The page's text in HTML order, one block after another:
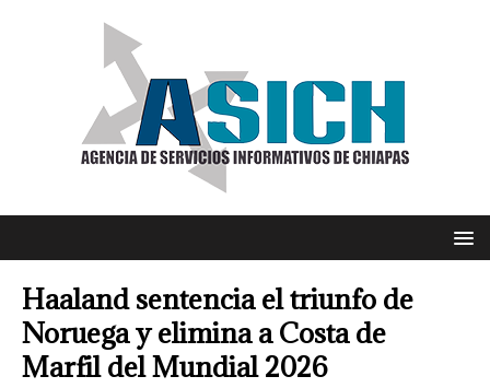
Haaland sentencia el triunfo de
Noruega y elimina a Costa de
Marfil del Mundial 2026